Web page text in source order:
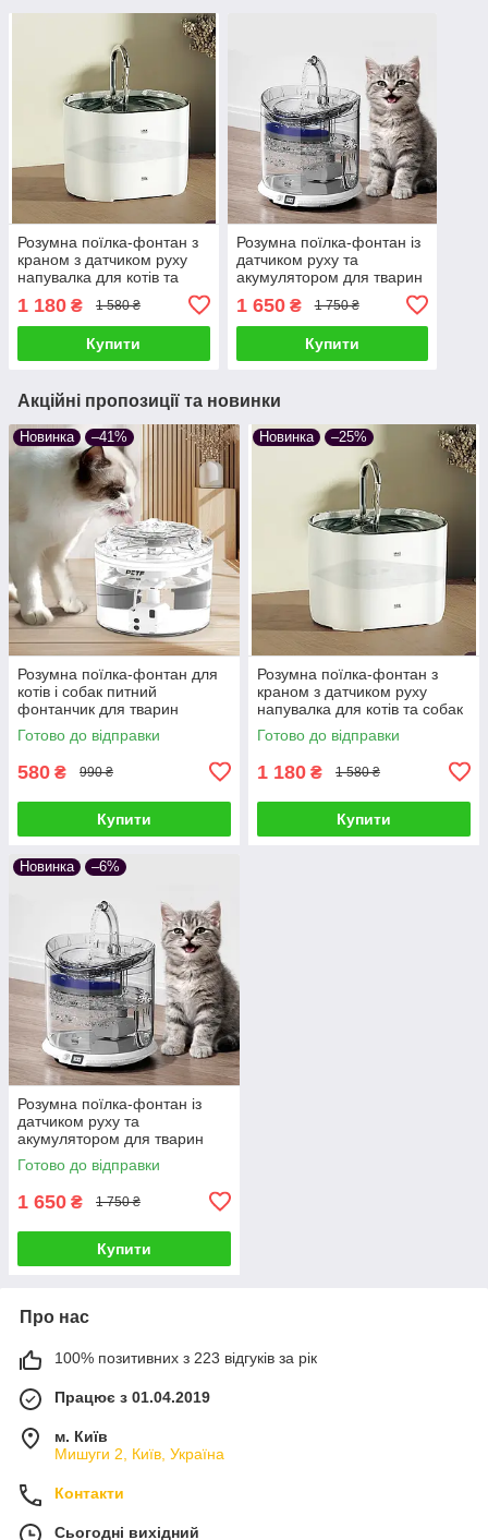
Розумна поїлка-фонтан з
краном з датчиком руху
напувалка для котів та
собак питний фонтанчик
для тварин білий
1 180 ₴ 1 580 ₴
Купити
Розумна поїлка-фонтан із
датчиком руху та
акумулятором для тварин
фонтанчик бездротовий
для тварин прозора
1 650₴ 1 750 ₴
Купити
Акційні пропозиції та новинки
Новинка –41%
Розумна поїлка-фонтан для
котів і собак питний
фонтанчик для тварин
прозора
Готово до відправки
580 ₴ 990 ₴
Купити
Новинка –25%
Розумна поїлка-фонтан з
краном з датчиком руху
напувалка для котів та собак
питний фонтанчик для
тварин білий
Готово до відправки
1 180 ₴ 1 580 ₴
Купити
Новинка –6%
Розумна поїлка-фонтан із
датчиком руху та
акумулятором для тварин
котів і собак питний
фонтанчик бездротовий для
Готово до відправки
1 650 ₴ 1 750 ₴
Купити
Про нас
100% позитивних з 223 відгуків за рік
Працює з 01.04.2019
м. Київ
Мишуги 2, Київ, Україна
Контакти
Сьогодні вихідний